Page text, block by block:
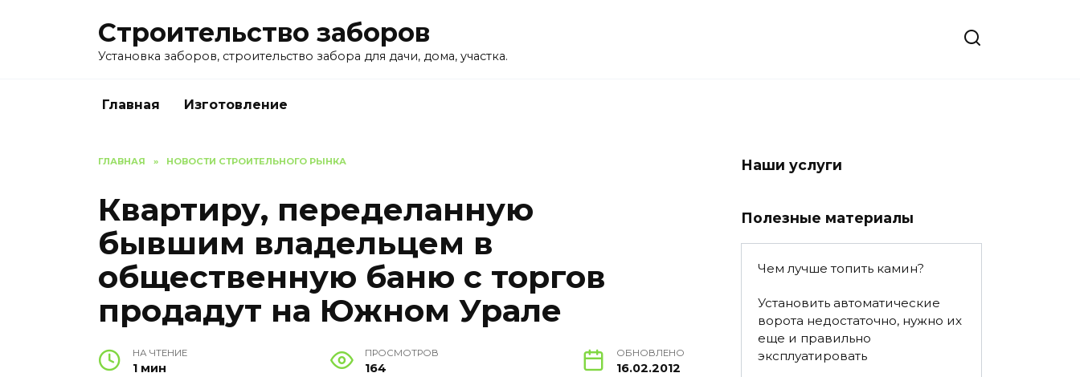
Строительство заборов
Установка заборов, строительство забора для дачи, дома, участка.
Главная Изготовление
ГЛАВНАЯ » НОВОСТИ СТРОИТЕЛЬНОГО РЫНКА
Квартиру, переделанную
бывшим владельцем в
общественную баню с торгов
продадут на Южном Урале
НА ЧТЕНИЕ
1 мин
ПРОСМОТРОВ
164
ОБНОВЛЕНО
16.02.2012
Наши услуги
Полезные материалы
Чем лучше топить камин?
Установить автоматические
ворота недостаточно, нужно их
еще и правильно
эксплуатировать